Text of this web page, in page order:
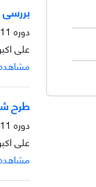
بررسی
دوره 11، شماره 2، آذر 1400، صفحه
علی
طرح
دوره 11، شماره 2، آذر 1400، صفحه
علی